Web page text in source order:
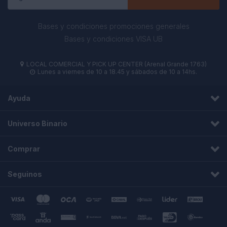
Bases y condiciones promociones generales
Bases y condiciones VISA UB
 LOCAL COMERCIAL Y PICK UP CENTER (Arenal Grande 1763)
 Lunes a viernes de 10 a 18.45 y sábados de 10 a 14hs.
Ayuda
Universo Binario
Comprar
Seguinos